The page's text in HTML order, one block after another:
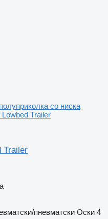
со ниска
Trailer
Trailer
пневматски Оски 4